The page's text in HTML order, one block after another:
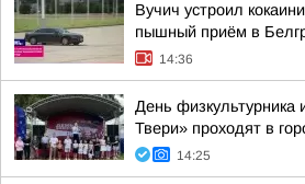
Вучич устроил
пышный приём в
14:36
День физкультурника
Твери» проходят в
14:25